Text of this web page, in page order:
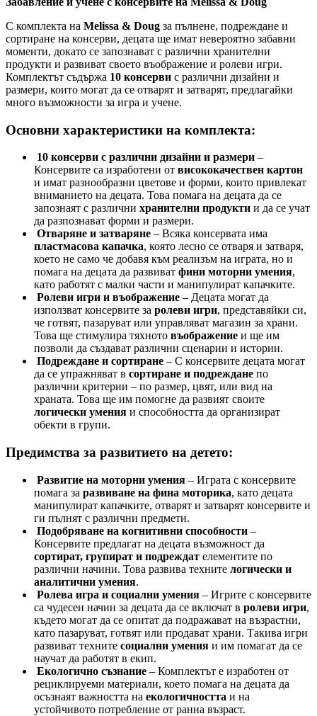
С комплекта на Melissa & Doug за пълнене, подреждане и
сортиране на консерви, децата ще имат невероятно забавни
моменти, докато се запознават с различни хранителни
продукти и развиват своето въображение и ролеви игри.
Комплектът съдържа 10 консерви с различни дизайни и
размери, които могат да се отварят и затварят, предлагайки
много възможности за игра и учене.
Основни характеристики на комплекта:
10 консерви с различни дизайни и размери –
Консервите са изработени от висококачествен картон
и имат разнообразни цветове и форми, които привлекат
вниманието на децата. Това помага на децата да се
запознаят с различни хранителни продукти и да се учат
да разпознават форми и размери.
Отваряне и затваряне – Всяка консервата има
пластмасова капачка, която лесно се отваря и затваря,
което не само че добавя към реализъм на играта, но и
помага на децата да развиват фини моторни умения,
като работят с малки части и манипулират капачките.
Ролеви игри и въображение – Децата могат да
използват консервите за ролеви игри, представяйки си,
че готвят, пазаруват или управляват магазин за храни.
Това ще стимулира тяхното въображение и ще им
позволи да създават различни сценарии и истории.
Подреждане и сортиране – С консервите децата могат
да се упражняват в сортиране и подреждане по
различни критерии – по размер, цвят, или вид на
храната. Това ще им помогне да развият своите
логически умения и способността да организират
обекти в групи.
Предимства за развитието на детето:
Развитие на моторни умения – Играта с консервите
помага за развиване на фина моторика, като децата
манипулират капачките, отварят и затварят консервите и
ги пълнят с различни предмети.
Подобряване на когнитивни способности –
Консервите предлагат на децата възможност да
сортират, групират и подреждат елементите по
различни начини. Това развива техните логически и
аналитични умения.
Ролева игра и социални умения – Игрите с консервите
са чудесен начин за децата да се включат в ролеви игри,
където могат да се опитат да подражават на възрастни,
като пазаруват, готвят или продават храни. Такива игри
развиват техните социални умения и им помагат да се
научат да работят в екип.
Екологично съзнание – Комплектът е изработен от
рециклируеми материали, което помага на децата да
осъзнаят важността на екологичността и на
устойчивото потребление от ранна възраст.